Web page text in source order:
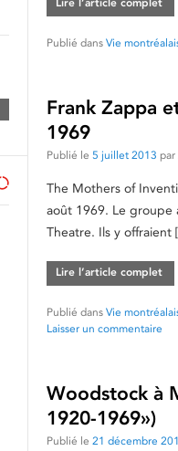
Lire l’article complet
Publié dans Vie
Frank Zappa
1969
Publié le 5 juillet 2013 par
The Mothers of
août 1969. Le groupe
Theatre. Ils y
Lire l’article complet
Publié dans Vie
Laisser un commentaire
Woodstock à
1920-1969»)
Publié le 21 décembre